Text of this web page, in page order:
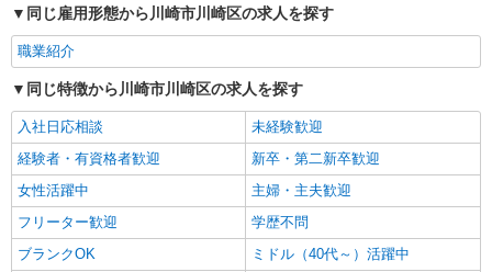
同じ雇用形態から川崎市川崎区の求人を探す
職業紹介
同じ特徴から川崎市川崎区の求人を探す
入社日応相談
未経験歓迎
経験者・有資格者歓迎
新卒・第二新卒歓迎
女性活躍中
主婦・主夫歓迎
フリーター歓迎
学歴不問
ブランクOK
ミドル（40代～）活躍中